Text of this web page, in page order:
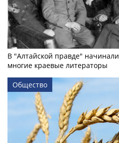
В "Алтайской правде"
многие краевые литераторы
Общество